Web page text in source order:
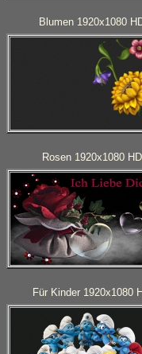
Blumen 1920x1080
Rosen 1920x1080 HD
Für Kinder 1920x1080